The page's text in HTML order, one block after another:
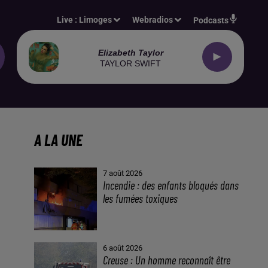
Live : Limoges Webradios Podcasts
Elizabeth Taylor
TAYLOR SWIFT
A LA UNE
7 août 2026
Incendie : des enfants bloqués dans
les fumées toxiques
6 août 2026
Creuse : Un homme reconnaît être